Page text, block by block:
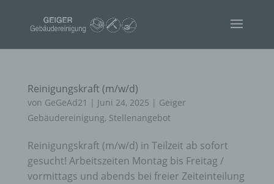
Reinigungskraft (m/w/d)
von GeGeAd21 | Juni 24, 2025 | Geiger
Gebäudereinigung, Stellenangebot
Reinigungskraft (m/w/d) in Teilzeit ab sofort
gesucht! Arbeitszeiten Montag bis Freitag /
vormittags und abends bei freier Zeiteinteilung